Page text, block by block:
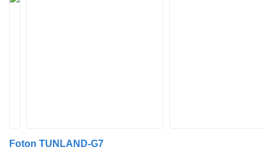
Foton TUNLAND-G7